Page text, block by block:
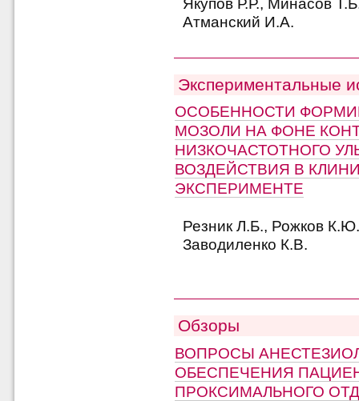
Атманский И.А.
Экспериментальные
ОСОБЕННОСТИ
МОЗОЛИ НА ФОНЕ
НИЗКОЧАСТОТНОГО
ВОЗДЕЙСТВИЯ В
ЭКСПЕРИМЕНТЕ
Резник Л.Б., Рожков
Заводиленко К.В.
Обзоры
ВОПРОСЫ
ОБЕСПЕЧЕНИЯ
ПРОКСИМАЛЬНОГО